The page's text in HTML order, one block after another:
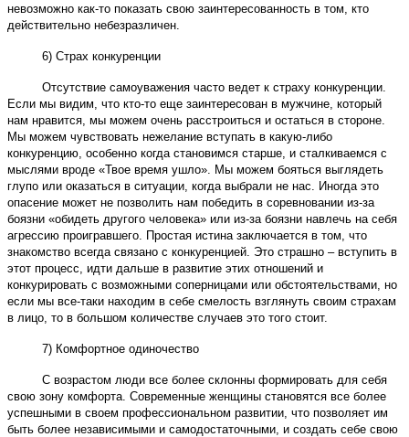
невозможно как-то показать свою заинтересованность в том, кто
действительно небезразличен.
6) Страх конкуренции
Отсутствие самоуважения часто ведет к страху конкуренции.
Если мы видим, что кто-то еще заинтересован в мужчине, который
нам нравится, мы можем очень расстроиться и остаться в стороне.
Мы можем чувствовать нежелание вступать в какую-либо
конкуренцию, особенно когда становимся старше, и сталкиваемся с
мыслями вроде «Твое время ушло». Мы можем бояться выглядеть
глупо или оказаться в ситуации, когда выбрали не нас. Иногда это
опасение может не позволить нам победить в соревновании из-за
боязни «обидеть другого человека» или из-за боязни навлечь на себя
агрессию проигравшего. Простая истина заключается в том, что
знакомство всегда связано с конкуренцией. Это страшно – вступить в
этот процесс, идти дальше в развитие этих отношений и
конкурировать с возможными соперницами или обстоятельствами, но
если мы все-таки находим в себе смелость взглянуть своим страхам
в лицо, то в большом количестве случаев это того стоит.
7) Комфортное одиночество
С возрастом люди все более склонны формировать для себя
свою зону комфорта. Современные женщины становятся все более
успешными в своем профессиональном развитии, что позволяет им
быть более независимыми и самодостаточными, и создать себе свою